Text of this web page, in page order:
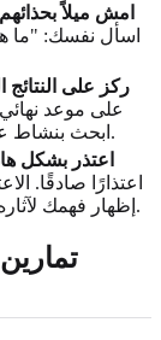
"امش ميلاً
اسأل نفسك: "ما
ركز على النتائج
على موعد
ابحث بنشاط عن حل يفيد جميع المعنيين، وليس فقط أنت.
اعتذر بشكل
اعتذارًا صادقًا.
إظهار فهمك لآثاره، والالتزام بتغيير سلوكك - دون تقديم أعذار.